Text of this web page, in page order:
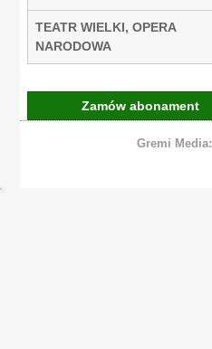
TEATR WIELKI, OPERA
NARODOWA
Zamów abonament
Gremi Media: